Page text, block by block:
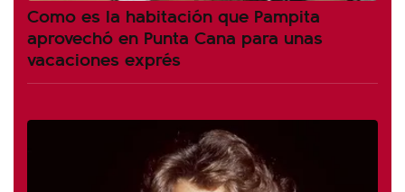
Como es la habitación que Pampita
aprovechó en Punta Cana para unas
vacaciones exprés